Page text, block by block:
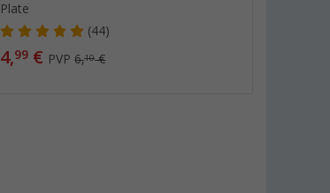
Plate
(44)
4,99 € PVP6,10€
Gradino doppio pieghevole